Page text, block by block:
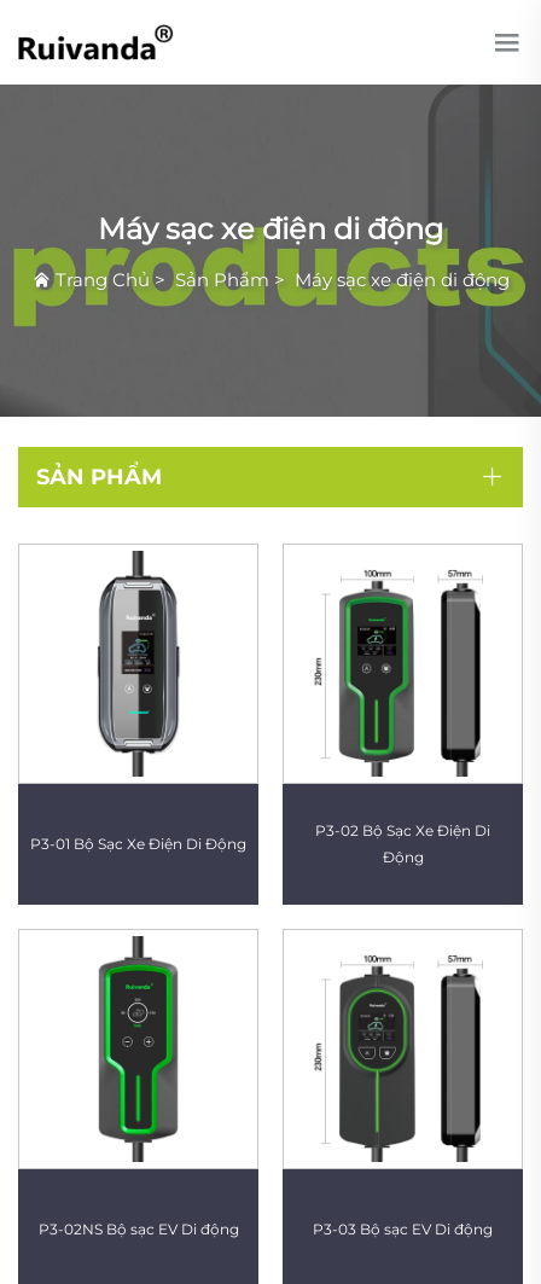
Máy sạc xe điện di động
Trang Chủ>Sản Phẩm > Máy sạc xe điện di động
SẢN PHẨM
P3-01 Bộ Sạc Xe Điện Di Động
P3-02 Bộ Sạc Xe Điện Di
Động
P3-02NS Bộ sạc EV Di động P3-03 Bộ sạc EV Di động